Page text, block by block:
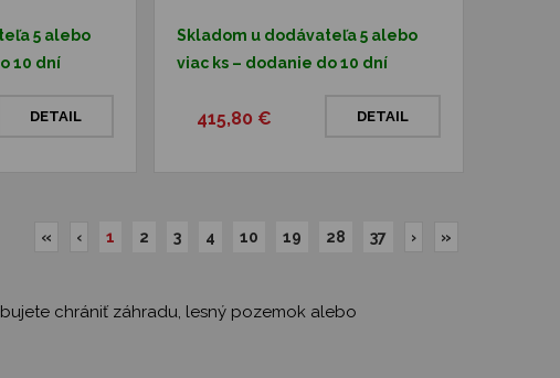
5 alebo
10 dní
DETAIL
Skladom u dodávateľa 5 alebo
viac ks – dodanie do 10 dní
415,80 € DETAIL
« ‹ 1 2 3 4 10 19 28 37 › »
chrániť záhradu, lesný pozemok alebo